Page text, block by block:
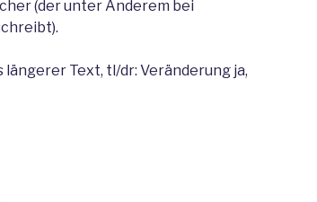
(der unter Anderem bei
Text, tl/dr: Veränderung ja,